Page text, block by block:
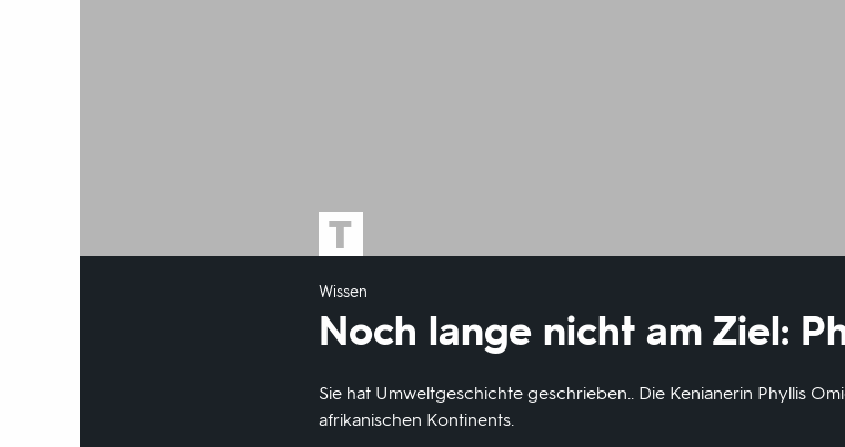
Wissen
Noch lange nicht am Ziel:
Sie hat Umweltgeschichte geschrieben.. Die Kenianerin Phyllis
afrikanischen Kontinents.